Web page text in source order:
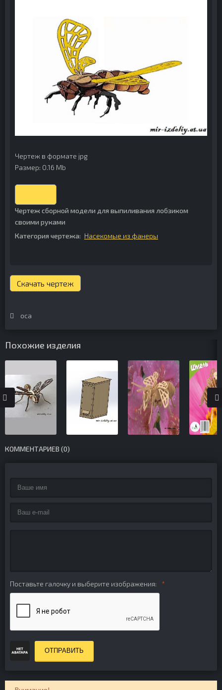
Чертеж в формате jpg
Размер: 0.16 Mb
Чертеж сборной модели для выпиливания лобзиком
своими руками
Категория чертежа: Насекомые из фанеры
Скачать чертеж
оса
Похожие изделия
КОММЕНТАРИЕВ (0)
Поставьте галочку и выберите изображения:
ОТПРАВИТЬ